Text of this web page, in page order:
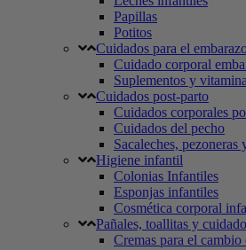
Papillas
Potitos
Cuidados para el
Cuidado corporal
Suplementos y
Cuidados post-parto
Cuidados corporales
Cuidados del pecho
Sacaleches, pezoneras
Higiene infantil
Colonias Infantiles
Esponjas infantiles
Cosmética corporal
Pañales, toallitas y
Cremas para el cambio